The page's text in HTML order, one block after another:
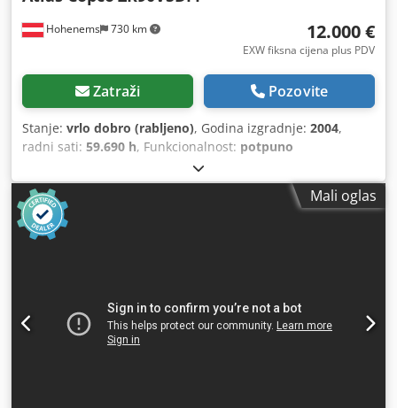
Hohenems 730 km 12.000 €
EXW fiksna cijena plus PDV
Zatraži Pozovite
Stanje: vrlo dobro (rabljeno), Godina izgradnje: 2004,
radni sati: 59.690 h, Funkcionalnost: potpuno
Mali oglas